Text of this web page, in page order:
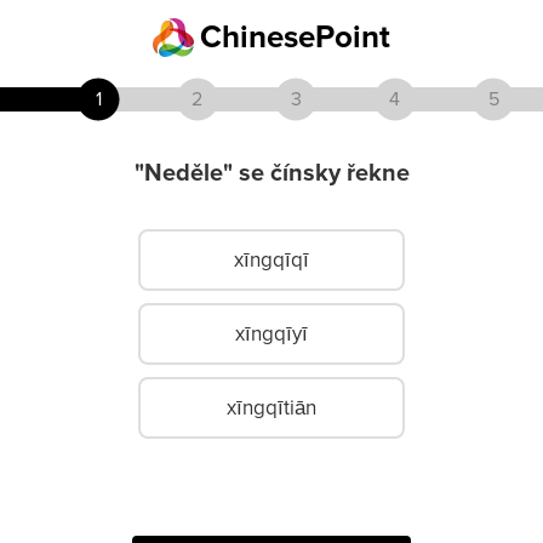
ChinesePoint
1 2 3 4 5
"Neděle" se čínsky řekne
xīngqīqī
xīngqīyī
xīngqītiān